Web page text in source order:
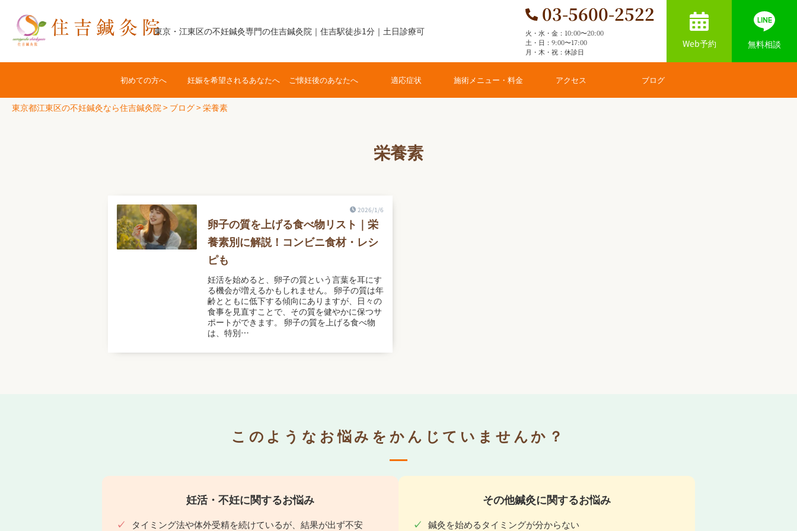
東京・江東区の不妊鍼灸専門の住吉鍼灸院｜住吉駅徒歩1分｜土日診療可
03-5600-2522
火・水・金：10:00〜20:00
土・日：9:00〜17:00
月・木・祝：休診日
Web予約 無料相談
初めての方へ 妊娠を希望されるあなたへ ご懐妊後のあなたへ 適応症状 施術メニュー・料金 アクセス ブログ
東京都江東区の不妊鍼灸なら住吉鍼灸院> ブログ>栄養素
栄養素
2026/1/6
卵子の質を上げる食べ物リスト｜栄
養素別に解説！コンビニ食材・レシ
ピも
妊活を始めると、卵子の質という言葉を耳にす
る機会が増えるかもしれません。 卵子の質は年
齢とともに低下する傾向にありますが、日々の
食事を見直すことで、その質を健やかに保つサ
ポートができます。 卵子の質を上げる食べ物
は、特別…
このようなお悩みをかんじていませんか？
妊活・不妊に関するお悩み
タイミング法や体外受精を続けているが、結果が出ず不安
その他鍼灸に関するお悩み
鍼灸を始めるタイミングが分からない